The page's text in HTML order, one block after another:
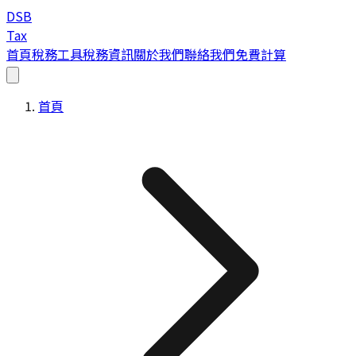
DSB
Tax
首頁稅務工具稅務資訊關於我們聯絡我們免費計算
首頁